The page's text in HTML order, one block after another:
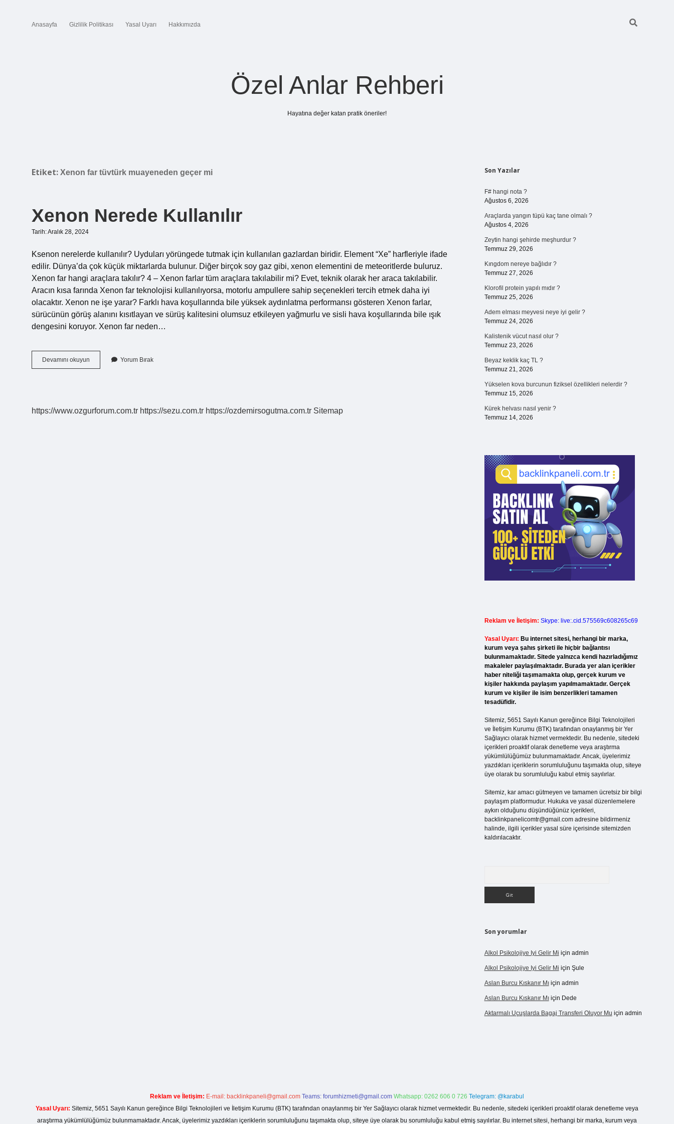
Anasayfa Gizlilik Politikası Yasal Uyarı Hakkımızda
Özel Anlar Rehberi
Hayatına değer katan pratik öneriler!
Etiket: Xenon far tüvtürk muayeneden geçer mi
Xenon Nerede Kullanılır
Tarih: Aralık 28, 2024
Ksenon nerelerde kullanılır? Uyduları yörüngede tutmak için kullanılan gazlardan biridir. Element “Xe” harfleriyle ifade
edilir. Dünya’da çok küçük miktarlarda bulunur. Diğer birçok soy gaz gibi, xenon elementini de meteoritlerde buluruz.
Xenon far hangi araçlara takılır? 4 – Xenon farlar tüm araçlara takılabilir mi? Evet, teknik olarak her araca takılabilir.
Aracın kısa farında Xenon far teknolojisi kullanılıyorsa, motorlu ampullere sahip seçenekleri tercih etmek daha iyi
olacaktır. Xenon ne işe yarar? Farklı hava koşullarında bile yüksek aydınlatma performansı gösteren Xenon farlar,
sürücünün görüş alanını kısıtlayan ve sürüş kalitesini olumsuz etkileyen yağmurlu ve sisli hava koşullarında bile ışık
dengesini koruyor. Xenon far neden…
Devamını okuyun
Nerede
Yorum Bırak
https://www.ozgurforum.com.tr https://sezu.com.tr https://ozdemirsogutma.com.tr Sitemap
Sidebar
Son Yazılar
F# hangi nota ?
Ağustos 6, 2026
Araçlarda yangın tüpü kaç tane olmalı ?
Ağustos 4, 2026
Zeytin hangi şehirde meşhurdur ?
Temmuz 29, 2026
Kıngdom nereye bağlıdır ?
Temmuz 27, 2026
Klorofil protein yapılı mıdır ?
Temmuz 25, 2026
Adem elması meyvesi neye iyi gelir ?
Temmuz 24, 2026
Kalistenik vücut nasıl olur ?
Temmuz 23, 2026
Beyaz keklik kaç TL ?
Temmuz 21, 2026
Yükselen kova burcunun fiziksel özellikleri nelerdir ?
Temmuz 15, 2026
Kürek helvası nasıl yenir ?
Temmuz 14, 2026
Reklam ve İletişim: Skype: live:.cid.575569c608265c69
Yasal Uyarı: Bu internet sitesi, herhangi bir marka,
kurum veya şahıs şirketi ile hiçbir bağlantısı
bulunmamaktadır. Sitede yalnızca kendi hazırladığımız
makaleler paylaşılmaktadır. Burada yer alan içerikler
haber niteliği taşımamakta olup, gerçek kurum ve
kişiler hakkında paylaşım yapılmamaktadır. Gerçek
kurum ve kişiler ile isim benzerlikleri tamamen
tesadüfidir.
Sitemiz, 5651 Sayılı Kanun gereğince Bilgi Teknolojileri
ve İletişim Kurumu (BTK) tarafından onaylanmış bir Yer
Sağlayıcı olarak hizmet vermektedir. Bu nedenle, sitedeki
içerikleri proaktif olarak denetleme veya araştırma
yükümlülüğümüz bulunmamaktadır. Ancak, üyelerimiz
yazdıkları içeriklerin sorumluluğunu taşımakta olup, siteye
üye olarak bu sorumluluğu kabul etmiş sayılırlar.
Sitemiz, kar amacı gütmeyen ve tamamen ücretsiz bir bilgi
paylaşım platformudur. Hukuka ve yasal düzenlemelere
aykırı olduğunu düşündüğünüz içerikleri,
backlinkpanelicomtr@gmail.comadresine bildirmeniz
halinde, ilgili içerikler yasal süre içerisinde sitemizden
kaldırılacaktır.
Son yorumlar
Alkol Psikolojiye Iyi Gelir Mi için admin
Alkol Psikolojiye Iyi Gelir Mi için Şule
Aslan Burcu Kıskanır Mıiçin admin
Aslan Burcu Kıskanır Mıiçin Dede
Aktarmalı Uçuşlarda Bagaj Transferi Oluyor Mu için admin
Reklam ve İletişim: E-mail: backlinkpaneli@gmail.com Teams: forumhizmeti@gmail.com Whatsapp: 0262 606 0 726 Telegram: @karabul
Yasal Uyarı: Sitemiz, 5651 Sayılı Kanun gereğince Bilgi Teknolojileri ve İletişim Kurumu (BTK) tarafından onaylanmış bir Yer Sağlayıcı olarak hizmet vermektedir. Bu nedenle, sitedeki içerikleri proaktif olarak denetleme veya
araştırma yükümlülüğümüz bulunmamaktadır. Ancak, üyelerimiz yazdıkları içeriklerin sorumluluğunu taşımakta olup, siteye üye olarak bu sorumluluğu kabul etmiş sayılırlar. Bu internet sitesi, herhangi bir marka, kurum veya